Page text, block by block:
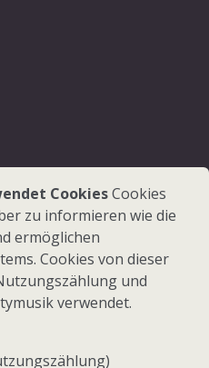
CookiesCookies
zu informieren wie die
ermöglichen
Cookies von dieser
und
verwendet.